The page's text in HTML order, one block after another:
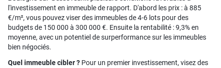
l'investissement en immeuble de rapport. D'abord les prix : à 885
€/m², vous pouvez viser des immeubles de 4-6 lots pour des
budgets de 150 000 à 300 000 €. Ensuite la rentabilité : 9,3% en
moyenne, avec un potentiel de surperformance sur les immeubles
bien négociés.
Quel immeuble cibler ? Pour un premier investissement, visez des